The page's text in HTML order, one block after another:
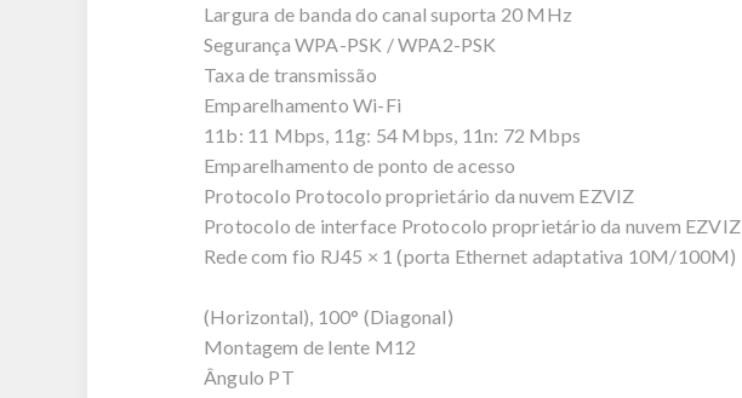
Largura de banda do canal suporta 20 MHz
Segurança WPA-PSK / WPA2-PSK
Taxa de transmissão
Emparelhamento Wi-Fi
11b: 11 Mbps, 11g: 54 Mbps, 11n: 72 Mbps
Emparelhamento de ponto de acesso
Protocolo Protocolo proprietário da nuvem EZVIZ
Protocolo de interface Protocolo proprietário da nuvem EZVIZ
Rede com fio RJ45 × 1 (porta Ethernet adaptativa 10M/100M)
(Horizontal), 100° (Diagonal)
Montagem de lente M12
Ângulo PT